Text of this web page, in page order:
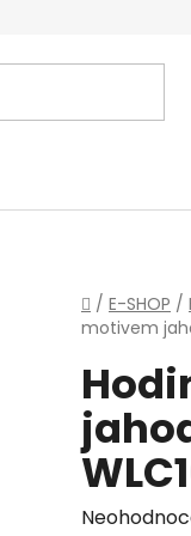
Domů
/ E-SHOP /
motivem
Průměrné